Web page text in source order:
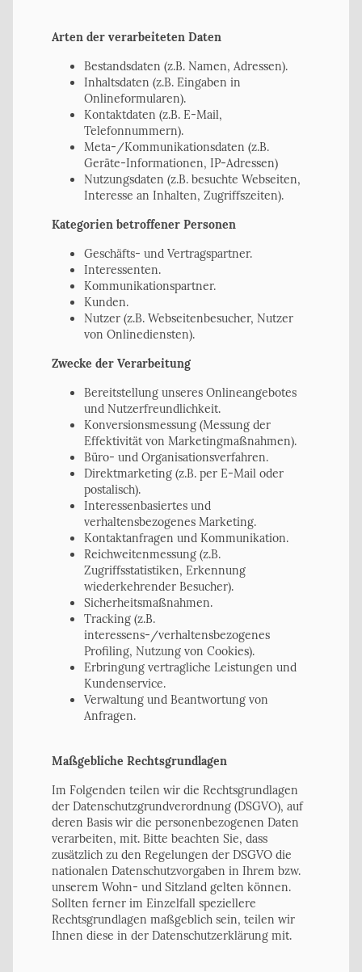
Arten der verarbeiteten Daten
Bestandsdaten (z.B. Namen, Adressen).
Inhaltsdaten (z.B. Eingaben in
Onlineformularen).
Kontaktdaten (z.B. E-Mail,
Telefonnummern).
Meta-/Kommunikationsdaten (z.B.
Geräte-Informationen, IP-Adressen)
Nutzungsdaten (z.B. besuchte Webseiten,
Interesse an Inhalten, Zugriffszeiten).
Kategorien betroffener Personen
Geschäfts- und Vertragspartner.
Interessenten.
Kommunikationspartner.
Kunden.
Nutzer (z.B. Webseitenbesucher, Nutzer
von Onlinediensten).
Zwecke der Verarbeitung
Bereitstellung unseres Onlineangebotes
und Nutzerfreundlichkeit.
Konversionsmessung (Messung der
Effektivität von Marketingmaßnahmen).
Büro- und Organisationsverfahren.
Direktmarketing (z.B. per E-Mail oder
postalisch).
Interessenbasiertes und
verhaltensbezogenes Marketing.
Kontaktanfragen und Kommunikation.
Reichweitenmessung (z.B.
Zugriffsstatistiken, Erkennung
wiederkehrender Besucher).
Sicherheitsmaßnahmen.
Tracking (z.B.
interessens-/verhaltensbezogenes
Profiling, Nutzung von Cookies).
Erbringung vertragliche Leistungen und
Kundenservice.
Verwaltung und Beantwortung von
Anfragen.
Maßgebliche Rechtsgrundlagen
​Im Folgenden teilen wir die Rechtsgrundlagen
der Datenschutzgrundverordnung (DSGVO), auf
deren Basis wir die personenbezogenen Daten
verarbeiten, mit. Bitte beachten Sie, dass
zusätzlich zu den Regelungen der DSGVO die
nationalen Datenschutzvorgaben in Ihrem bzw.
unserem Wohn- und Sitzland gelten können.
Sollten ferner im Einzelfall speziellere
Rechtsgrundlagen maßgeblich sein, teilen wir
Ihnen diese in der Datenschutzerklärung mit.